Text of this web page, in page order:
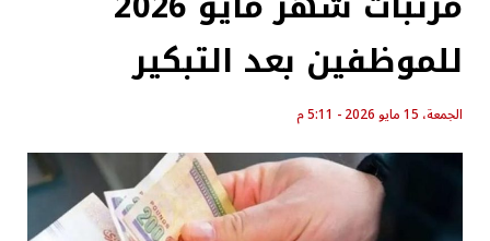
للموظفين بعد التبكير
الجمعة، 15 مايو 2026 - 5:11 م